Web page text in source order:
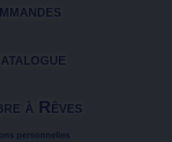
à Rêves
personnelles